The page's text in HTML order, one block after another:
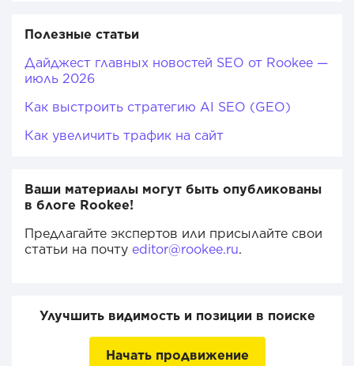
Полезные статьи
Дайджест главных новостей SEO от Rookee —
июль 2026
Как выстроить стратегию AI SEO (GEO)
Как увеличить трафик на сайт
Ваши материалы могут быть опубликованы
в блоге Rookee!
Предлагайте экспертов или присылайте свои
статьи на почту editor@rookee.ru.
Улучшить видимость и позиции в поиске
Начать продвижение